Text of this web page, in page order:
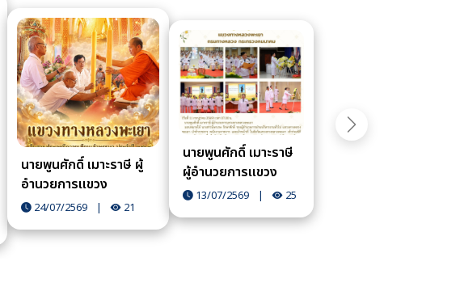
ถัดไป
นายพูนศักดิ์ เมาะราษี ผู้
อำนวยการแขวง
ทางหลวงพะเยา เป็น
พนักงานราชการ และเจ้า
24/07/2569 | 21
นายพูนศักดิ์ เมาะราษี
ผู้อำนวยการแขวง
ทางหลวงพะเยา มอบ
วนิษาเรษ รักษาศักดิ์
13/07/2569 | 25